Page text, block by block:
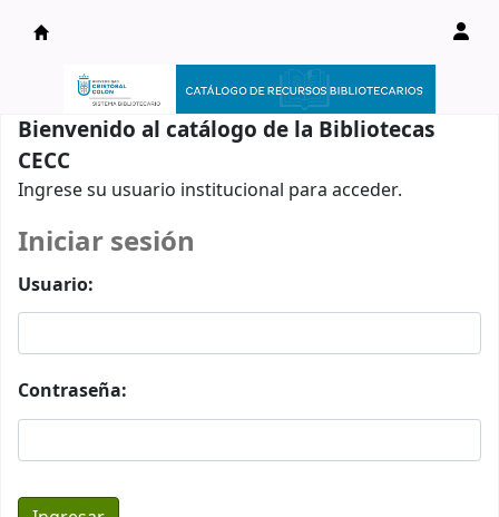
Catálogo en línea
Bienvenido al catálogo de la Bibliotecas
CECC
Ingrese su usuario institucional para acceder.
Iniciar sesión
Usuario:
Contraseña: